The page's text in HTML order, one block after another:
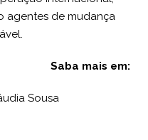
agentes de mudança
Saba mais em:
Sousa